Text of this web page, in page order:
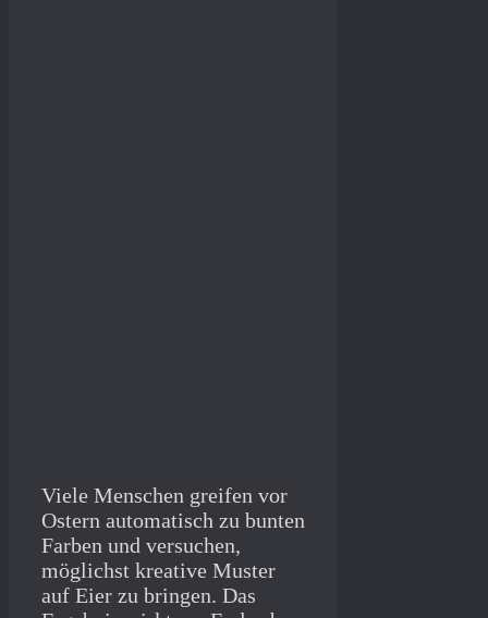
Viele Menschen greifen vor
Ostern automatisch zu bunten
Farben und versuchen,
möglichst kreative Muster
auf Eier zu bringen. Das